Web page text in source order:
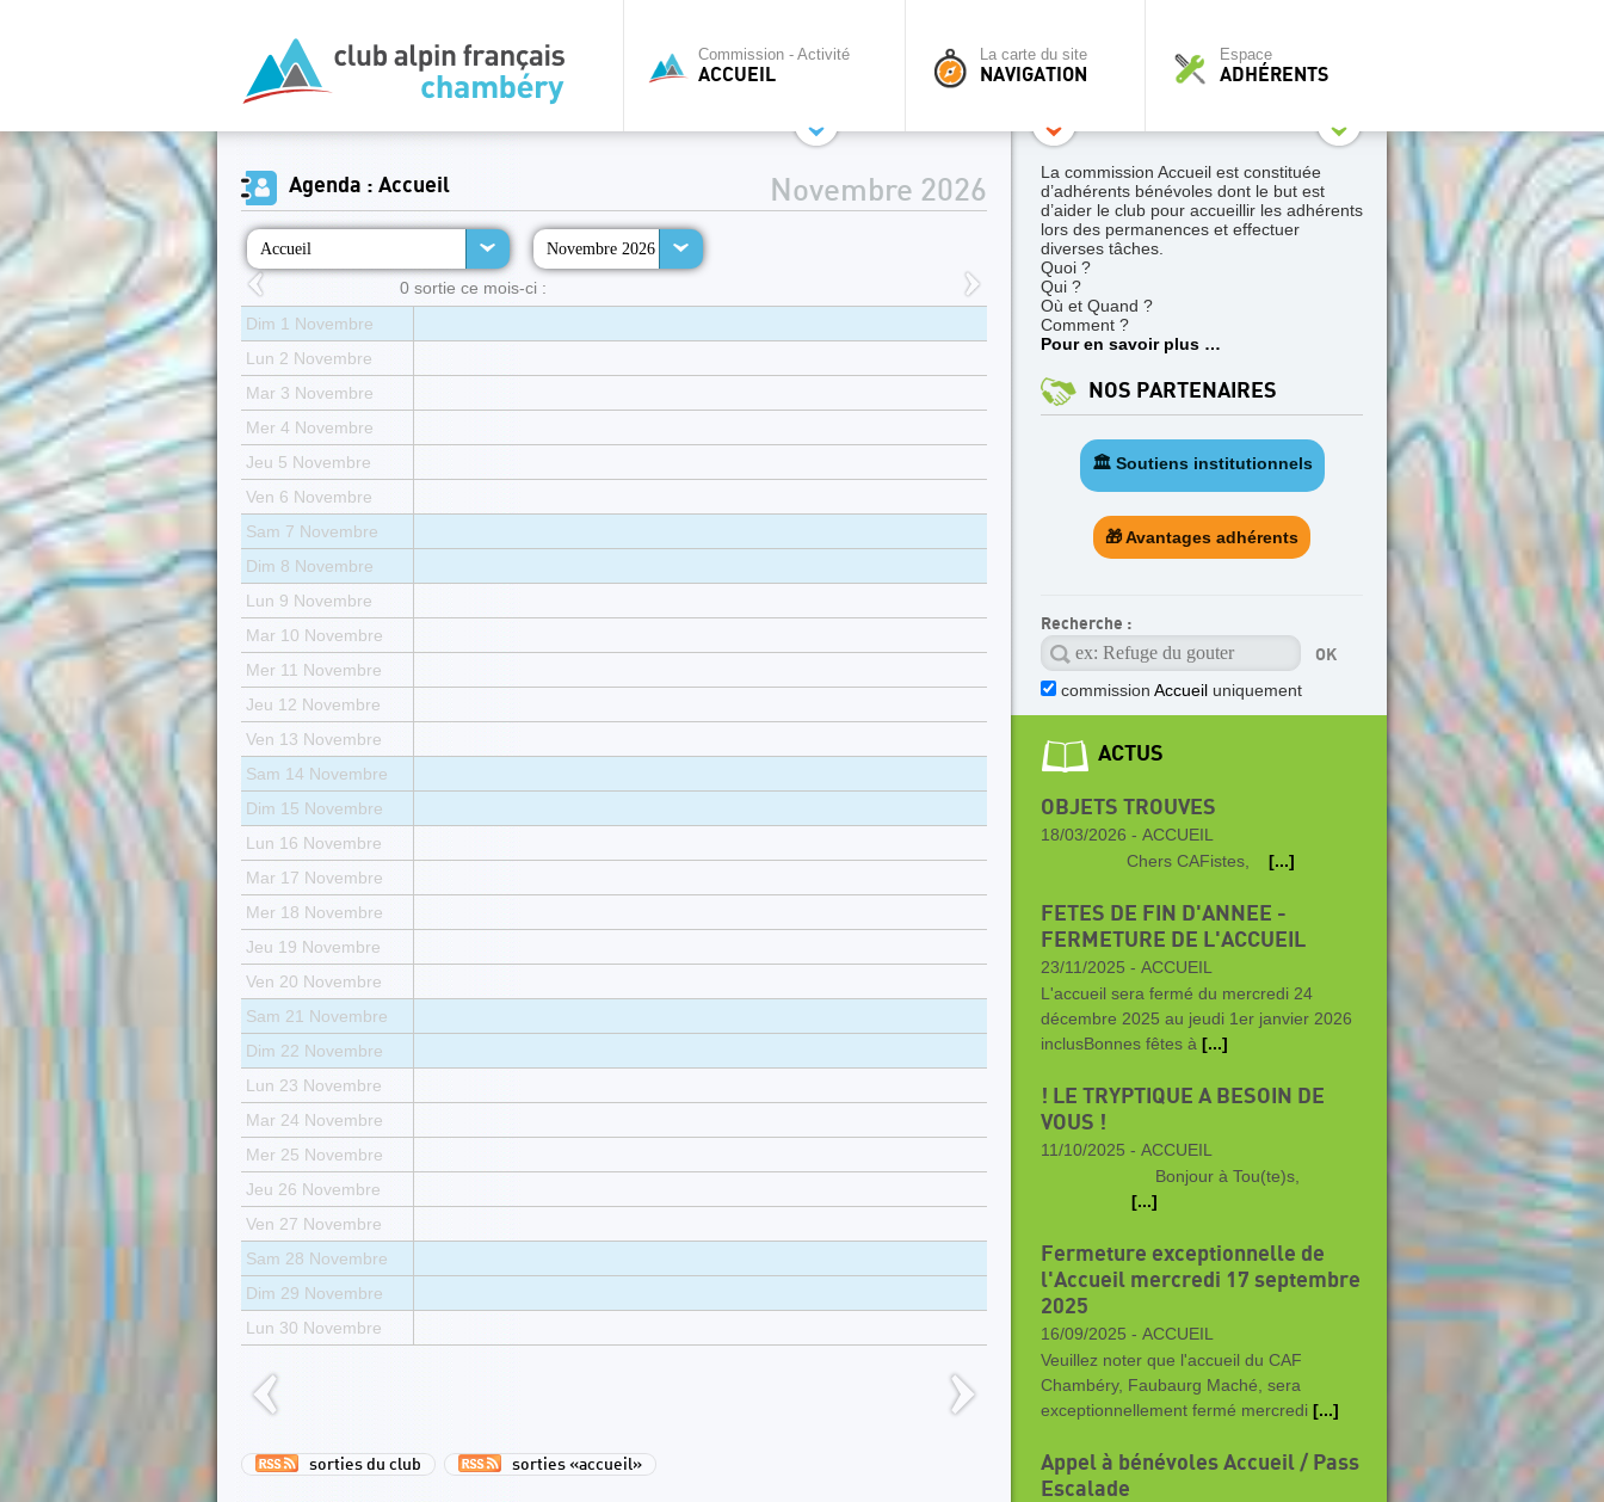
Commission - Activité
ACCUEIL
La carte du site
NAVIGATION
Espace
ADHÉRENTS
Agenda : Accueil
Accueil Novembre 2026
Novembre 2026
0 sortie ce mois-ci :
Dim 1 Novembre
Lun 2 Novembre
Mar 3 Novembre
Mer 4 Novembre
Jeu 5 Novembre
Ven 6 Novembre
Sam 7 Novembre
Dim 8 Novembre
Lun 9 Novembre
Mar 10 Novembre
Mer 11 Novembre
Jeu 12 Novembre
Ven 13 Novembre
Sam 14 Novembre
Dim 15 Novembre
Lun 16 Novembre
Mar 17 Novembre
Mer 18 Novembre
Jeu 19 Novembre
Ven 20 Novembre
Sam 21 Novembre
Dim 22 Novembre
Lun 23 Novembre
Mar 24 Novembre
Mer 25 Novembre
Jeu 26 Novembre
Ven 27 Novembre
Sam 28 Novembre
Dim 29 Novembre
Lun 30 Novembre
sorties du club sorties «accueil»
La commission Accueil est constituée
d’adhérents bénévoles dont le but est
d’aider le club pour accueillir les adhérents
lors des permanences et effectuer
diverses tâches.
Quoi ?
Qui ?
Où et Quand ?
Comment ?
Pour en savoir plus …
NOS PARTENAIRES
🏛️ Soutiens institutionnels
🎁 Avantages adhérents
Recherche :
commission Accueil uniquement
ACTUS
OBJETS TROUVES
18/03/2026 - ACCUEIL
Chers CAFistes, [...]
FETES DE FIN D'ANNEE -
FERMETURE DE L'ACCUEIL
23/11/2025 - ACCUEIL
L'accueil sera fermé du mercredi 24
décembre 2025 au jeudi 1er janvier 2026
inclusBonnes fêtes à [...]
! LE TRYPTIQUE A BESOIN DE
VOUS !
11/10/2025 - ACCUEIL
Bonjour à Tou(te)s,
[...]
Fermeture exceptionnelle de
l'Accueil mercredi 17 septembre
2025
16/09/2025 - ACCUEIL
Veuillez noter que l'accueil du CAF
Chambéry, Faubaurg Maché, sera
exceptionnellement fermé mercredi [...]
Appel à bénévoles Accueil / Pass
Escalade